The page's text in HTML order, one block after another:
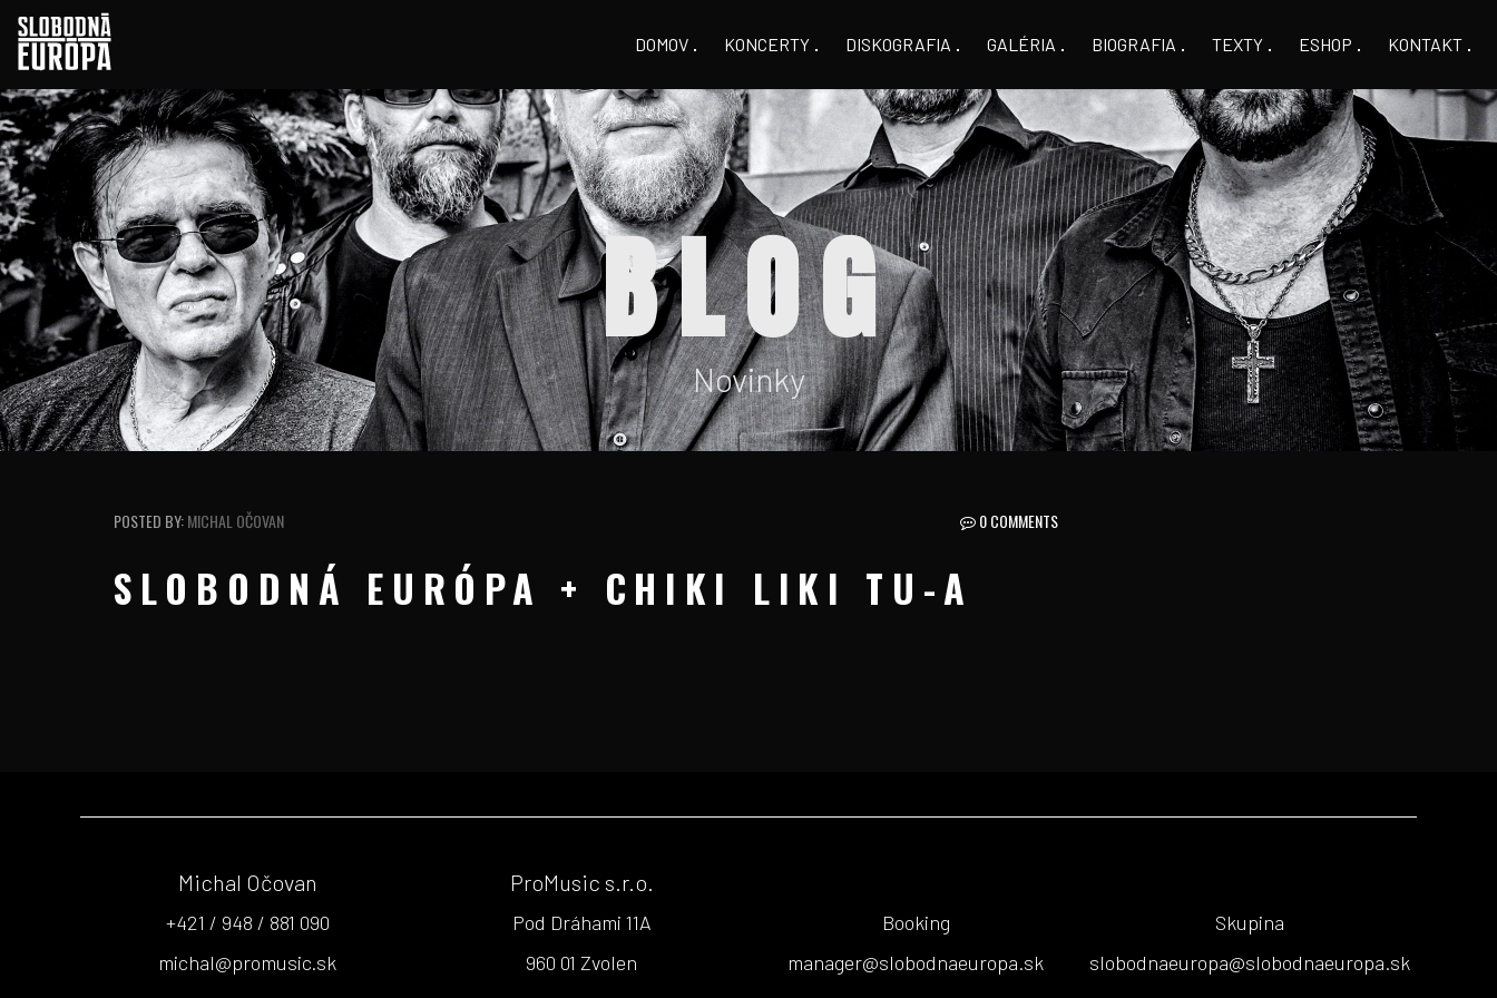
DOMOV KONCERTY DISKOGRAFIA GALÉRIA BIOGRAFIA TEXTY ESHOP KONTAKT
BLOG
Novinky
POSTED BY:MICHAL OČOVAN 0 COMMENTS
SLOBODNÁ EURÓPA + CHIKI LIKI TU-A
Michal Očovan
+421 / 948 / 881 090
michal@promusic.sk
ProMusic s.r.o.
Pod Dráhami 11A
960 01 Zvolen
Booking
manager@slobodnaeuropa.sk
Skupina
slobodnaeuropa@slobodnaeuropa.sk